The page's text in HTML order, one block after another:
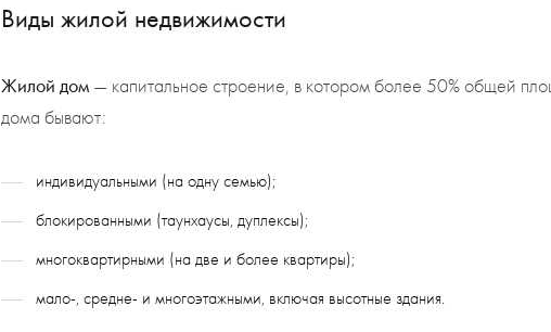
Виды жилой недвижимости
Жилой дом — капитальное строение, в котором более 50% общей
дома бывают:
индивидуальными (на одну семью);
блокированными (таунхаусы, дуплексы);
многоквартирными (на две и более квартиры);
мало-, средне- и многоэтажными, включая высотные здания.